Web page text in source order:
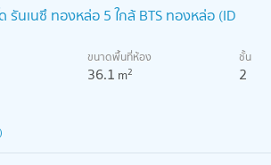
นเนซึ ทองหล่อ 5 ใกล้ BTS ทองหล่อ (ID
ขนาดพื้นที่ห้อง
36.1 m2
ชั้น
2